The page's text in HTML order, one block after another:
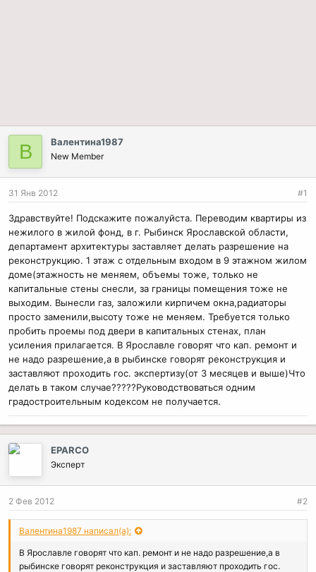
В Валентина1987
New Member
31 Янв 2012 #1
Здравствуйте! Подскажите пожалуйста. Переводим квартиры из
нежилого в жилой фонд, в г. Рыбинск Ярославской области,
департамент архитектуры заставляет делать разрешение на
реконструкцию. 1 этаж с отдельным входом в 9 этажном жилом
доме(этажность не меняем, объемы тоже, только не
капитальные стены снесли, за границы помещения тоже не
выходим. Вынесли газ, заложили кирпичем окна,радиаторы
просто заменили,высоту тоже не меняем. Требуется только
пробить проемы под двери в капитальных стенах, план
усиления прилагается. В Ярославле говорят что кап. ремонт и
не надо разрешение,а в рыбинске говорят реконструкция и
заставляют проходить гос. экспертизу(от 3 месяцев и выше)Что
делать в таком случае?????Руководствоваться одним
градостроительным кодексом не получается.
EPARCO
Эксперт
2 Фев 2012 #2
Валентина1987 написал(а):
В Ярославле говорят что кап. ремонт и не надо разрешение,а в
рыбинске говорят реконструкция и заставляют проходить гос.